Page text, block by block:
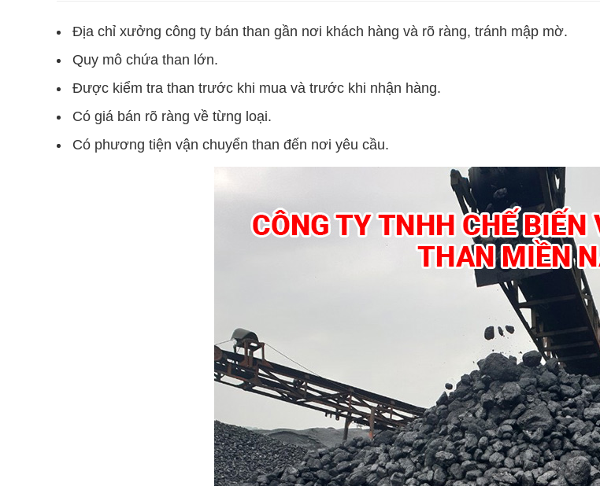
Địa chỉ xưởng công ty bán than gần nơi khách hàng và rõ ràng, tránh mập mờ.
Quy mô chứa than lớn.
Được kiểm tra than trước khi mua và trước khi nhận hàng.
Có giá bán rõ ràng về từng loại.
Có phương tiện vận chuyển than đến nơi yêu cầu.